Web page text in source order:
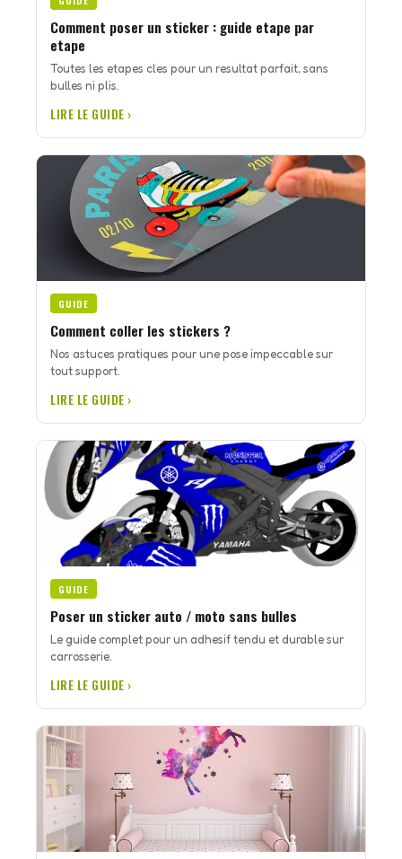
Comment poser un sticker : guide etape par
etape
Toutes les etapes cles pour un resultat parfait, sans
bulles ni plis.
LIRE LE GUIDE ›
GUIDE
Comment coller les stickers ?
Nos astuces pratiques pour une pose impeccable sur
tout support.
LIRE LE GUIDE ›
GUIDE
Poser un sticker auto / moto sans bulles
Le guide complet pour un adhesif tendu et durable sur
carrosserie.
LIRE LE GUIDE ›